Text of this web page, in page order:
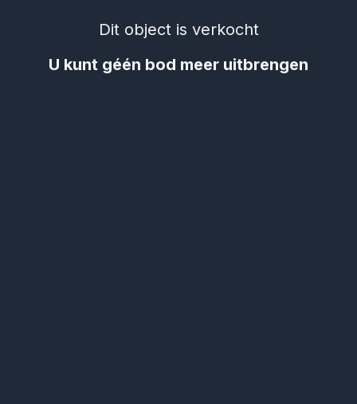
Dit object is verkocht
U kunt géén bod meer uitbrengen